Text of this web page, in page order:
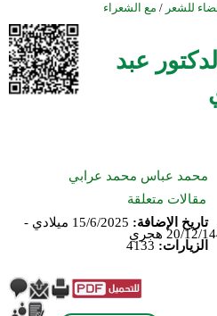
للشعر / مع الشعراء
عبد
محمد عباس محمد عرابي
مقالات متعلقة
تاريخ الإضافة:
15/6/2025 ميلادي -
1446 هجري
الزيارات: 4133